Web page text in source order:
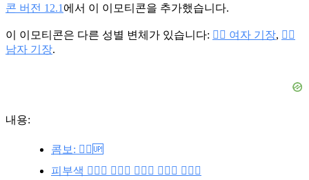
콘 버전 12.1 에서 이 이모티콘을 추가했습니다.
이 이모티콘은 다른 성별 변체가 있습니다: 👩‍✈️ 여자 기장, 👨‍✈️
남자 기장.
내용:
콤보: 🧑‍✈️🆙
피부색 🧑🏼‍✈️ 🧑🏿‍✈️ 🧑🏾‍✈️ 🧑🏽‍✈️ 🧑🏻‍✈️